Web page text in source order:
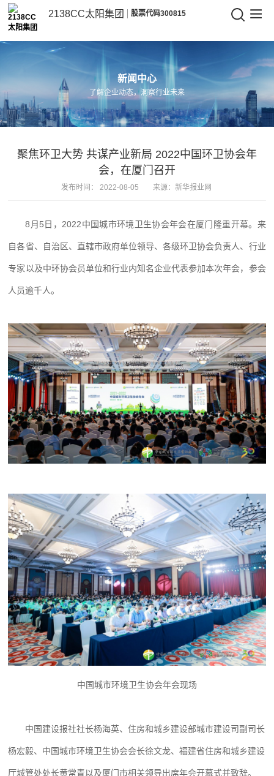
CHINA·2138CC太阳集团-品牌官网
2138CC太阳集团
阳
集
团
股票代码300815
新闻中心
了解企业动态，洞察行业未来
聚焦环卫大势 共谋产业新局 2022中国环卫协会年
会，在厦门召开
发布时间： 2022-08-05 来源：新华报业网
8月5日，2022中国城市环境卫生协会年会在厦门隆重开幕。来
自各省、自治区、直辖市政府单位领导、各级环卫协会负责人、行业
专家以及中环协会员单位和行业内知名企业代表参加本次年会，参会
人员逾千人。
中国城市环境卫生协会年会现场
中国建设报社社长杨海英、住房和城乡建设部城市建设司副司长
杨宏毅、中国城市环境卫生协会会长徐文龙、福建省住房和城乡建设
厅城管处处长黄常青以及厦门市相关领导出席年会开幕式并致辞。